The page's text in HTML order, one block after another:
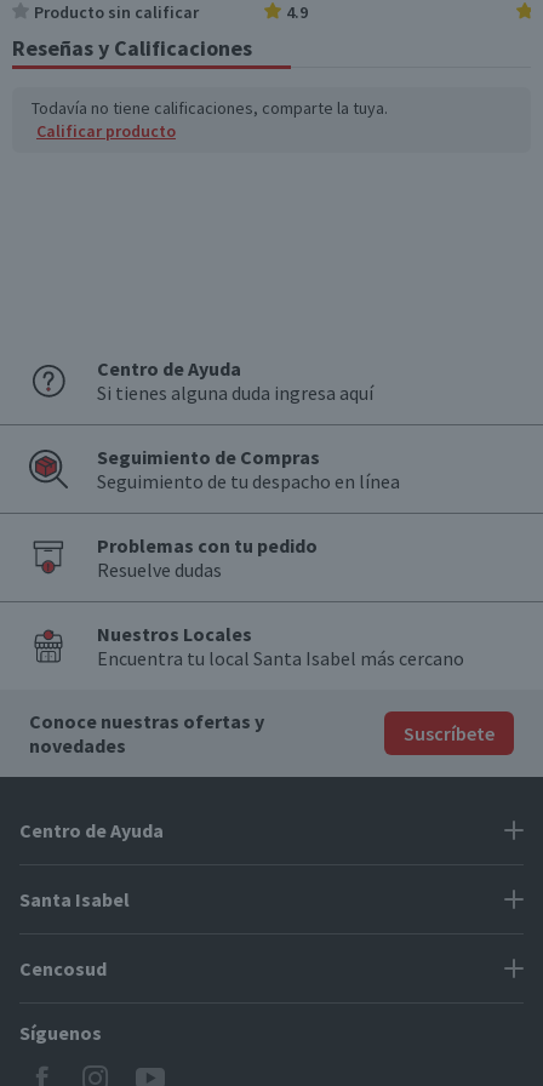
Producto sin calificar 4.9
Reseñas y Calificaciones
Todavía no tiene calificaciones, comparte la tuya.
Calificar producto
Centro de Ayuda
Si tienes alguna duda ingresa aquí
Seguimiento de Compras
Seguimiento de tu despacho en línea
Problemas con tu pedido
Resuelve dudas
Nuestros Locales
Encuentra tu local Santa Isabel más cercano
Conoce nuestras ofertas y
novedades
Suscríbete
Centro de Ayuda
Problemas con tu pedido
Cómo modificar mis datos
Modos de entrega y cobertura
Locales Santa Isabel
Santa Isabel
Proveedores
Cencosud
Paris
Jumbo
Síguenos